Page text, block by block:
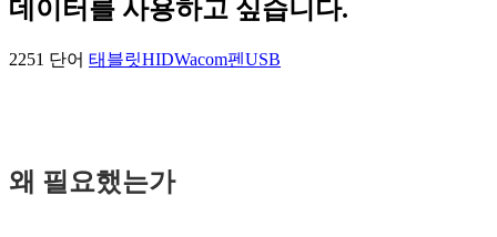
데이터를 사용하고 싶습니다.
2251 단어 태블릿HIDWacom펜 USB
왜 필요했는가